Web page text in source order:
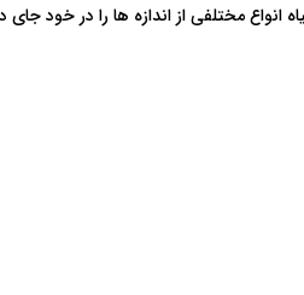
دارد؟ این گیاه انواع مختلفی از اندازه ها را